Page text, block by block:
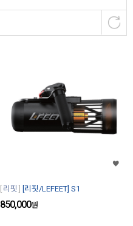
리핏 [리핏/LEFEET] S1
850,000원